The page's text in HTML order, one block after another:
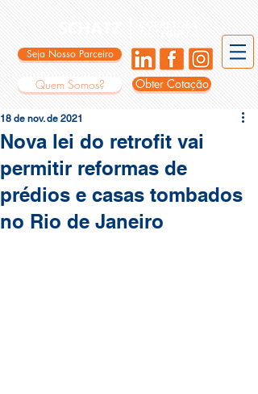
Seja Nosso Parceiro
Quem Somos? Obter Cotação
Nova lei do retrofit vai
permitir reformas de
prédios e casas tombados
no Rio de Janeiro
18 de nov. de 2021